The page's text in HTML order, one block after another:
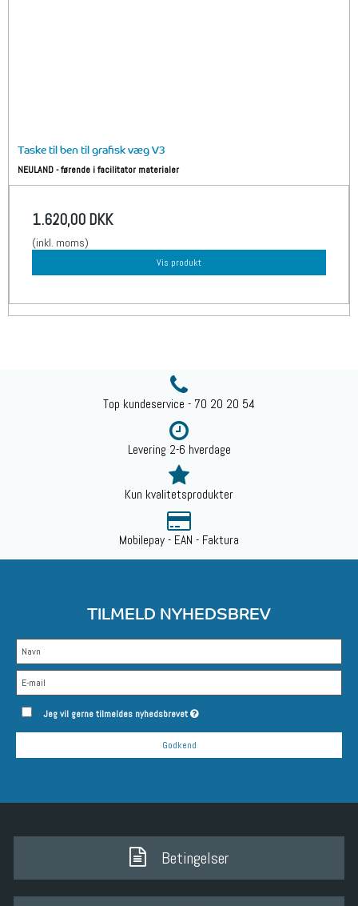
Taske til ben til grafisk væg V3
NEULAND - førende i facilitator materialer
1.620,00 DKK
(inkl. moms)
Vis produkt
Top kundeservice - 70 20 20 54
Levering 2-6 hverdage
Kun kvalitetsprodukter
Mobilepay - EAN - Faktura
TILMELD NYHEDSBREV
Jeg vil gerne tilmeldes nyhedsbrevet
Godkend
Betingelser